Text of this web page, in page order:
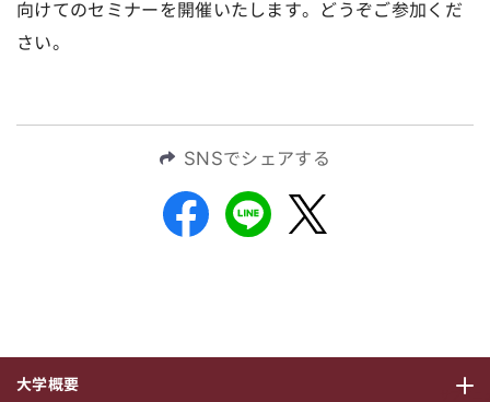
向けてのセミナーを開催いたします。どうぞご参加くだ
さい。
SNSでシェアする
大学概要
サブメニ